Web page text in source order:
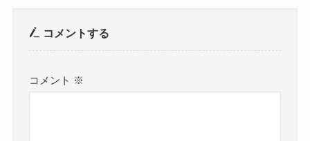
コメントする
コメント ※